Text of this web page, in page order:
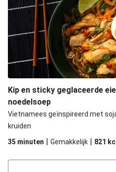
Kip en sticky geglaceerde
noedelsoep
Vietnamees geïnspireerd met
kruiden
35 minuten | Gemakkelijk | 821